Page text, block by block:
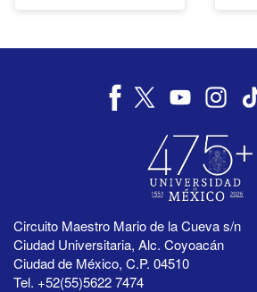
Circuito Maestro Mario de la Cueva s/n
Ciudad Universitaria, Alc. Coyoacán
Ciudad de México, C.P. 04510
Tel. +52(55)5622 7474